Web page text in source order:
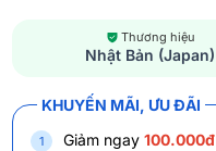
Thương hiệu
Nhật Bản (Japan)
KHUYẾN MÃI, ƯU ĐÃI
Giảm ngay 100.000đ